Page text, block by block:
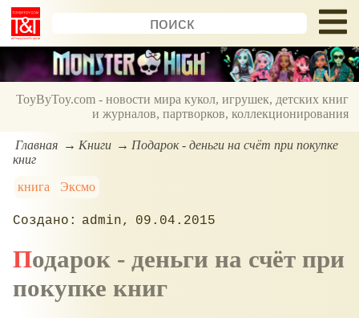
ToyByToy.com - новости мира кукол, игрушек, детских книг
и журналов, партворков, коллекционирования
Главная Книги
Подарок - деньги на счёт при покупке
книг
книга
Эксмо
admin 09.04.2015
Подарок - деньги на счёт при
покупке книг